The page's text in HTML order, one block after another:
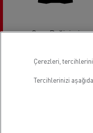
Cam Değişimi
Çerezleri,
Tercihlerinizi